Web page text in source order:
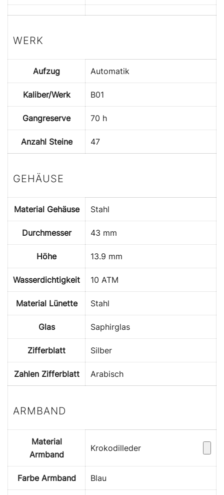
WERK
Aufzug Automatik
Kaliber/Werk B01
Gangreserve 70 h
Anzahl Steine 47
GEHÄUSE
Material Gehäuse Stahl
Durchmesser 43 mm
Höhe 13.9 mm
Wasserdichtigkeit 10 ATM
Material Lünette Stahl
Glas Saphirglas
Zifferblatt Silber
Zahlen Zifferblatt Arabisch
ARMBAND
Material
Armband
Krokodilleder
Farbe Armband Blau